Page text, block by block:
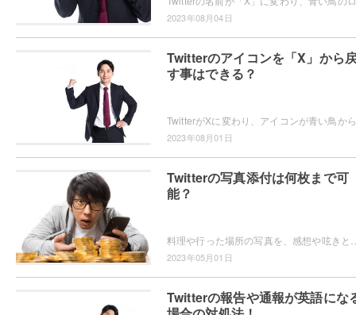
2023年08月04日
Twitterのアイコンを「X」から
す事はできる？
2023年08月01日
Twitterの写真添付は何枚まで可
能？
2023年05月01日
Twitterの報告や通報が英語にな